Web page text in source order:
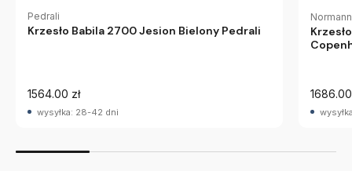
Pedrali
Krzesło Babila 2700 Jesion Bielony Pedrali
1564.00 zł
wysyłka: 28-42 dni
1686.00